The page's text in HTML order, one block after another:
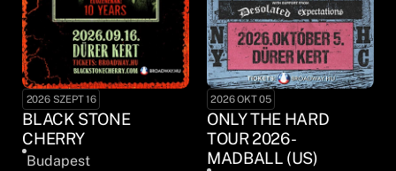
2026 SZEPT 16
BLACK STONE
CHERRY
Budapest
2026 OKT 05
ONLY THE HARD
TOUR 2026 -
MADBALL (US)